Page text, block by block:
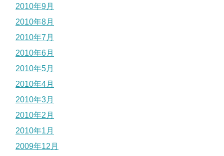
2010年9月
2010年8月
2010年7月
2010年6月
2010年5月
2010年4月
2010年3月
2010年2月
2010年1月
2009年12月